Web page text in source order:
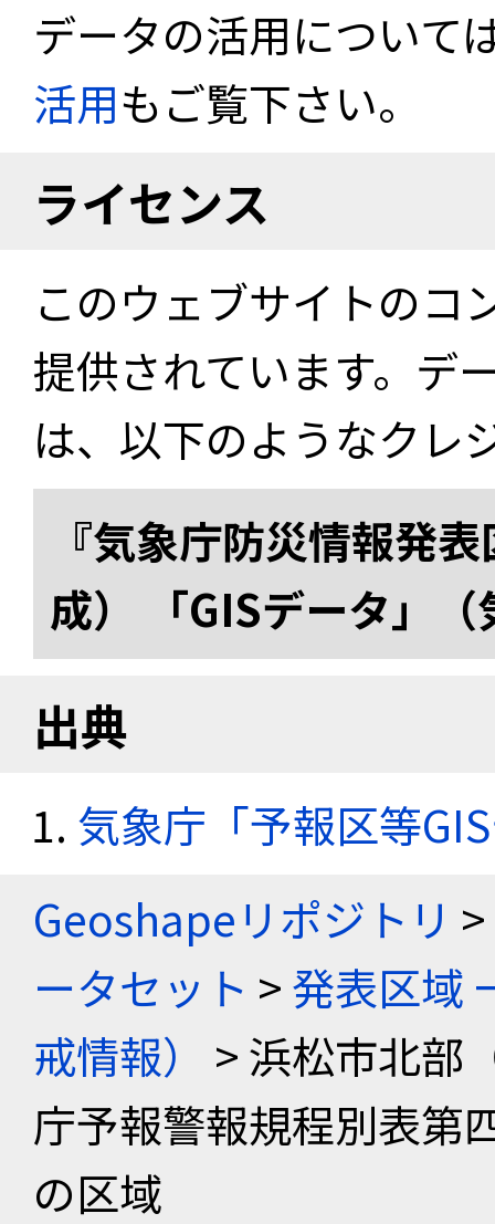
データの活用について
活用もご覧下さい。
ライセンス
このウェブサイトのコ
提供されています。デ
は、以下のようなクレ
『気象庁防災情報発
成） 「GISデータ」
出典
気象庁「予報区等
Geoshapeリポジトリ >
ータセット >発表区域
戒情報）
> 浜松市北部
庁予報警報規程別表第
の区域